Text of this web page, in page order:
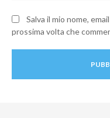
Salva il mio nome,
prossima volta che